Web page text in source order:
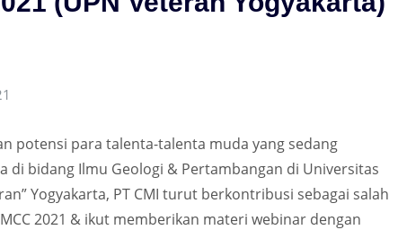
potensi para talenta-talenta muda yang sedang
di bidang Ilmu Geologi & Pertambangan di Universitas
Yogyakarta, PT CMI turut berkontribusi sebagai salah
2021 & ikut memberikan materi webinar dengan